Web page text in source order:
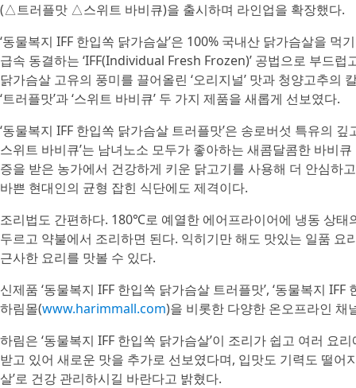
(△트러플맛 △스위트 바비큐)을 출시하며 라인업을 확장했다.
‘동물복지 IFF 한입쏙 닭가슴살’은 100% 국내산 닭가슴살을
급속 동결하는 ‘IFF(Individual Fresh Frozen)’ 공법으로 부드
닭가슴살 고유의 풍미를 끌어올린 ‘오리지널’ 맛과 청양고추의
‘트러플맛’과 ‘스위트 바비큐’ 두 가지 제품을 새롭게 선보였다.
‘동물복지 IFF 한입쏙 닭가슴살 트러플맛’은 송로버섯 특유의
스위트 바비큐’는 남녀노소 모두가 좋아하는 새콤달콤한 바비
증을 받은 농가에서 건강하게 키운 닭고기를 사용해 더 안심하
바쁜 현대인의 균형 잡힌 식단에도 제격이다.
조리법도 간편하다. 180℃로 예열한 에어프라이어에 냉동 상
두르고 약불에서 조리하면 된다. 익히기만 해도 맛있는 일품
근사한 요리를 맛볼 수 있다.
신제품 ‘동물복지 IFF 한입쏙 닭가슴살 트러플맛’, ‘동물복지
하림몰(www.harimmall.com)을 비롯한 다양한 온오프라인 채
하림은 ‘동물복지 IFF 한입쏙 닭가슴살’이 조리가 쉽고 여러
받고 있어 새로운 맛을 추가로 선보였다며, 입맛도 기력도 떨어
살’로 건강 관리하시길 바란다고 밝혔다.